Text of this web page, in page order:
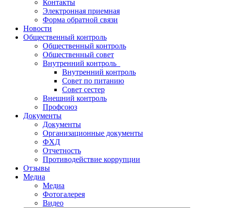
Контакты
Электронная приемная
Форма обратной связи
Новости
Общественный контроль
Общественный контроль
Общественный совет
Внутренний контроль
Внутренний контроль
Совет по питанию
Совет сестер
Внешний контроль
Профсоюз
Документы
Документы
Организационные документы
ФХД
Отчетность
Противодействие коррупции
Отзывы
Медиа
Медиа
Фотогалерея
Видео